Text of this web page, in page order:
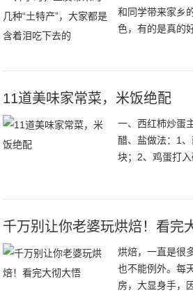
和同学带来家乡
色，有的是真的
产”真的是接受
11道美味家常菜，米饭绝配
一、西红柿炒蛋
醋、盐做法：1
块；2、鸡蛋打
盐、几滴醋，搅
千万别让你老婆玩烘焙！看完
烘焙，一直是很
也不能例外。每
房，大显身手，